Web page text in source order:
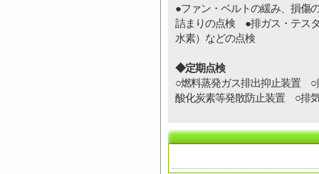
●ファン・ベルトの緩み、損傷
詰まりの点検 ●排ガス・テス
水素）などの点検
◆定期点検
○燃料蒸発ガス排出抑止装置
酸化炭素等発散防止装置 ○排